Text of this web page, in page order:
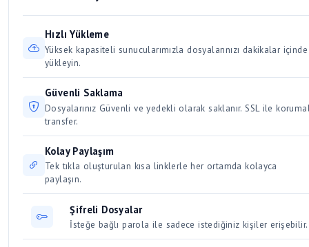
ve hız artışına sebep olur. Aynı anda birden fazla büyük
dosyayı indirmek bağlantınızı yavaşlatacağından, dosyaları
sırayla indirmeye özen gösterin.
Alternatif: 7-Zip, WinRAR
erişilen dosyalar kalıcı olarak saklanır. Kullanıcılar için 30 /
Üyeler için 50 gün dosya saklama süresi vardır.
Hızlı Yükleme
Yüksek kapasiteli sunucularımızla dosyalarınızı dakikalar içinde
yükleyin.
Güvenli Saklama
Dosyalarınız Güvenli ve yedekli olarak saklanır. SSL ile
transfer.
Kolay Paylaşım
Tek tıkla oluşturulan kısa linklerle her ortamda kolayca
paylaşın.
Şifreli Dosyalar
İsteğe bağlı parola ile sadece istediğiniz kişiler erişebilir.